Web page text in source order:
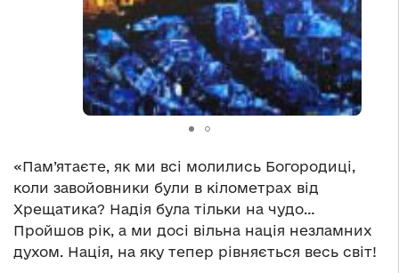
«Пам’ятаєте, як ми всі молились Богородиці,
коли завойовники були в кілометрах від
Хрещатика? Надія була тільки на чудо…
Пройшов рік, а ми досі вільна нація незламних
духом. Нація, на яку тепер рівняється весь світ!